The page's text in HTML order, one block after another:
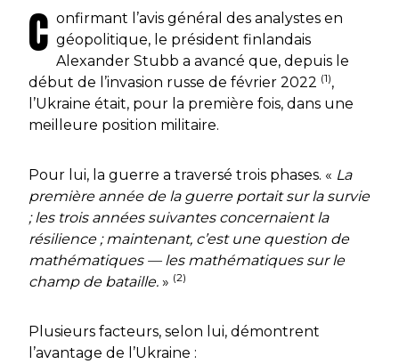
C onfirmant l’avis général des analystes en
géopolitique, le président finlandais
Alexander Stubb a avancé que, depuis le
début de l’invasion russe de février 2022 (1),
l’Ukraine était, pour la première fois, dans une
meilleure position militaire.
Pour lui, la guerre a traversé trois phases. « La
première année de la guerre portait sur la survie
; les trois années suivantes concernaient la
résilience ; maintenant, c’est une question de
mathématiques — les mathématiques sur le
champ de bataille. » (2)
Plusieurs facteurs, selon lui, démontrent
l’avantage de l’Ukraine :